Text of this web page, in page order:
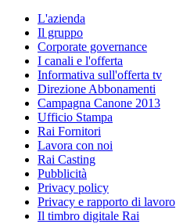
L'azienda
Il gruppo
Corporate governance
I canali e l'offerta
Informativa sull'offerta tv
Direzione Abbonamenti
Campagna Canone 2013
Ufficio Stampa
Rai Fornitori
Lavora con noi
Rai Casting
Pubblicità
Privacy policy
Privacy e rapporto di lavoro
Il timbro digitale Rai